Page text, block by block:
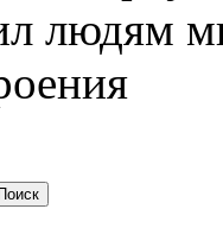
людям